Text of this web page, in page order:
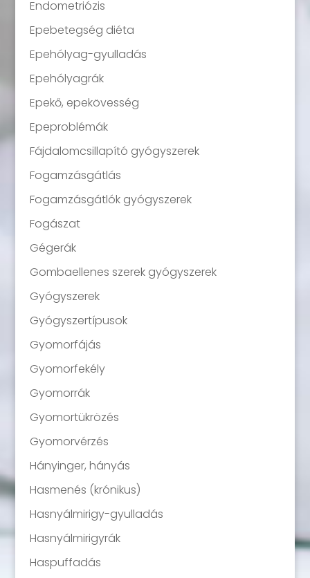
Endometriózis
Epebetegség diéta
Epehólyag-gyulladás
Epehólyagrák
Epekő, epekövesség
Epeproblémák
Fájdalomcsillapító gyógyszerek
Fogamzásgátlás
Fogamzásgátlók gyógyszerek
Fogászat
Gégerák
Gombaellenes szerek gyógyszerek
Gyógyszerek
Gyógyszertípusok
Gyomorfájás
Gyomorfekély
Gyomorrák
Gyomortükrözés
Gyomorvérzés
Hányinger, hányás
Hasmenés (krónikus)
Hasnyálmirigy-gyulladás
Hasnyálmirigyrák
Haspuffadás